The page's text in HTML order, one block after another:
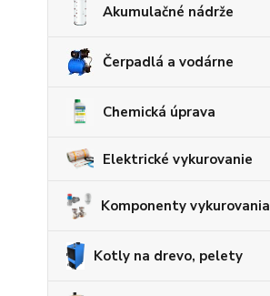
Akumulačné nádrže
Čerpadlá a vodárne
Chemická úprava
Elektrické vykurovanie
Komponenty vykurovania
Kotly na drevo, pelety